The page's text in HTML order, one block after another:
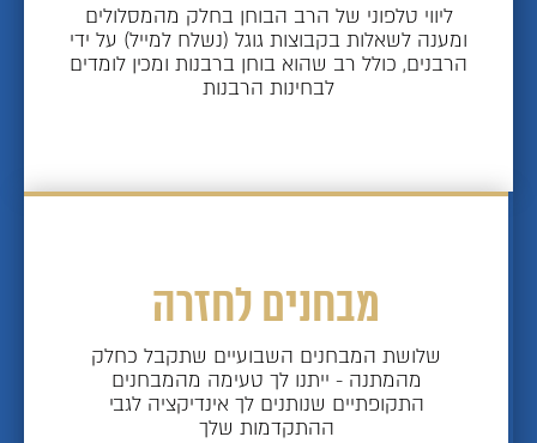
ליווי טלפוני של הרב הבוחן בחלק מהמסלולים
ומענה לשאלות בקבוצות גוגל (נשלח למייל) על ידי
הרבנים, כולל רב שהוא בוחן ברבנות ומכין לומדים
לבחינות הרבנות
מבחנים לחזרה
שלושת המבחנים השבועיים שתקבל כחלק
מהמתנה - ייתנו לך טעימה מהמבחנים
התקופתיים שנותנים לך אינדיקציה לגבי
ההתקדמות שלך